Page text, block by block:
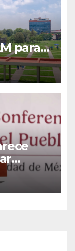
para
‘El